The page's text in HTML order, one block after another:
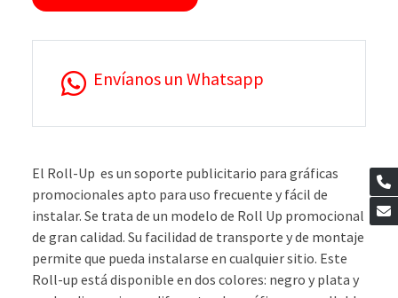
Envíanos un Whatsapp
El Roll-Up es un soporte publicitario para gráficas
promocionales apto para uso frecuente y fácil de
instalar. Se trata de un modelo de Roll Up promocional
de gran calidad. Su facilidad de transporte y de montaje
permite que pueda instalarse en cualquier sitio. Este
Roll-up está disponible en dos colores: negro y plata y